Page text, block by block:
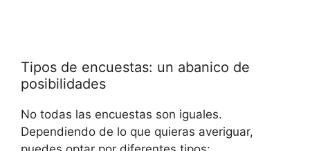
Tipos de encuestas: un abanico de
posibilidades
No todas las encuestas son iguales.
Dependiendo de lo que quieras averiguar,